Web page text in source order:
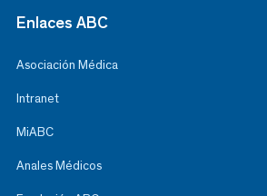
Enlaces ABC
Asociación Médica
Intranet
MiABC
Anales Médicos